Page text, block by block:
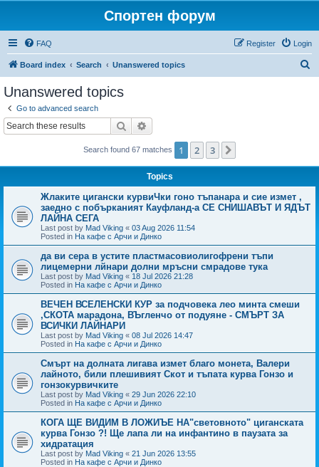
Спортен форум
FAQ Login
Register
Board index Search Unanswered topics
Unanswered topics
Go to advanced search
Search
Search found 67 matches 1 2 3
Topics
Жлаките цигански курвиЧки гоно тъпанара и сие измет ,
заедно с побърканият Кауфланд-а СЕ СНИШАВЪТ И ЯДЪТ
ЛАЙНА СЕГА
Last post by Mad Viking « 03 Aug 2026 11:54
Posted in На кафе с Арчи и Динко
да ви сера в устите пластмасовиолигофрени тъпи
лицемерни лйнари долни мръсни смрадове тука
Last post by Mad Viking « 18 Jul 2026 21:28
Posted in На кафе с Арчи и Динко
ВЕЧЕН ВСЕЛЕНСКИ КУР за подчовека лео минта смеши
,СКОТА марадона, ВЪгленчо от подуяне - СМЪРТ ЗА
ВСИЧКИ ЛАЙНАРИ
Last post by Mad Viking « 08 Jul 2026 14:47
Posted in На кафе с Арчи и Динко
Смърт на долната лигава измет благо монета, Валери
лайното, били плешивият Скот и тъпата курва Гонзо и
гонзокурвичките
Last post by Mad Viking « 29 Jun 2026 22:10
Posted in На кафе с Арчи и Динко
КОГА ЩЕ ВИДИМ В ЛОЖИЪЕ НА"световното" циганската
курва Гонзо ?! Ще лапа ли на инфантино в паузата за
хидратация
Last post by Mad Viking « 21 Jun 2026 13:55
Posted in На кафе с Арчи и Динко